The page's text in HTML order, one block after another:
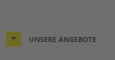
UNSERE ANGEBOTE